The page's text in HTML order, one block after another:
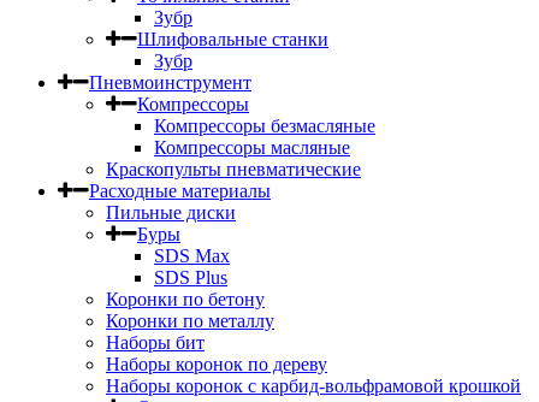
Зубр
Шлифовальные станки
Зубр
Пневмоинструмент
Компрессоры
Компрессоры безмасляные
Компрессоры масляные
Краскопульты пневматические
Расходные материалы
Пильные диски
Буры
SDS Max
SDS Plus
Коронки по бетону
Коронки по металлу
Наборы бит
Наборы коронок по дереву
Наборы коронок с карбид-вольфрамовой крошкой